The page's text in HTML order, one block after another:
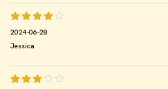
2024-06-28
Jessica